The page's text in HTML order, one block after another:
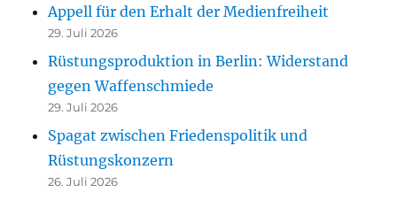
Appell für den Erhalt der Medienfreiheit
29. Juli 2026
Rüstungsproduktion in Berlin: Widerstand
gegen Waffenschmiede
29. Juli 2026
Spagat zwischen Friedenspolitik und
Rüstungskonzern
26. Juli 2026